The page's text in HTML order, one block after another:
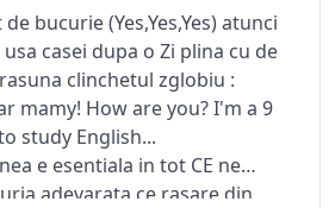
bucurie (Yes,Yes,Yes) atunci
casei dupa o Zi plina cu de
clinchetul zglobiu :
mamy! How are you? I'm a 9
study English...
e esentiala in tot CE ne
adevarata ce rasare din